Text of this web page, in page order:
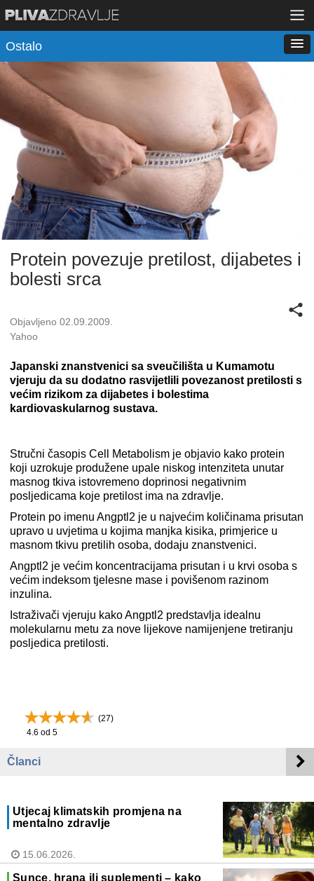
Ostalo
Protein povezuje pretilost, dijabetes i
bolesti srca
Objavljeno 02.09.2009.
Yahoo
Japanski znanstvenici sa sveučilišta u Kumamotu
vjeruju da su dodatno rasvijetlili povezanost pretilosti s
većim rizikom za dijabetes i bolestima
kardiovaskularnog sustava.
Stručni časopis Cell Metabolism je objavio kako protein
koji uzrokuje produžene upale niskog intenziteta unutar
masnog tkiva istovremeno doprinosi negativnim
posljedicama koje pretilost ima na zdravlje.
Protein po imenu Angptl2 je u najvećim količinama prisutan
upravo u uvjetima u kojima manjka kisika, primjerice u
masnom tkivu pretilih osoba, dodaju znanstvenici.
Angptl2 je većim koncentracijama prisutan i u krvi osoba s
većim indeksom tjelesne mase i povišenom razinom
inzulina.
Istraživači vjeruju kako Angptl2 predstavlja idealnu
molekularnu metu za nove lijekove namijenjene tretiranju
posljedica pretilosti.
(27)
4.6 od 5
Članci
Utjecaj klimatskih promjena na
mentalno zdravlje
15.06.2026.
Sunce, hrana ili suplementi – kako